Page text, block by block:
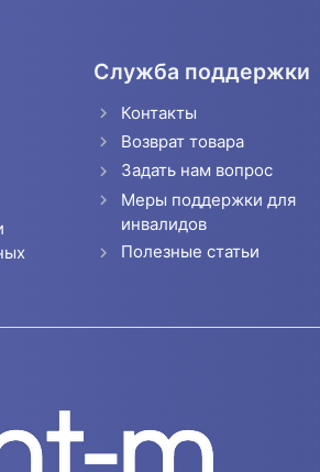
Служба поддержки
Контакты
Возврат товара
Задать нам вопрос
Меры поддержки для
инвалидов
Полезные статьи